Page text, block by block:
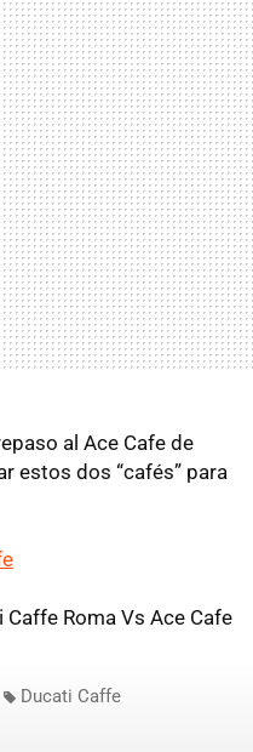
al Ace Cafe de
estos dos “cafés” para
Roma Vs Ace Cafe
Ducati Caffe